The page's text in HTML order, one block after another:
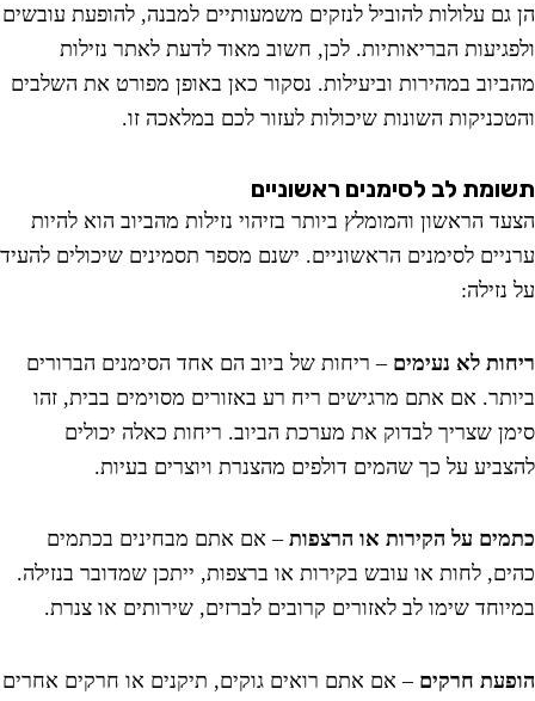
עלולות להוביל לנזקים משמעותיים למבנה, להופעת עובשים
הבריאותיות. לכן, חשוב מאוד לדעת לאתר נזילות
במהירות וביעילות. נסקור כאן באופן מפורט את השלבים
השונות שיכולות לעזור לכם במלאכה זו.
לב לסימנים ראשוניים
הראשון והמומלץ ביותר בזיהוי נזילות מהביוב הוא להיות
לסימנים הראשוניים. ישנם מספר תסמינים שיכולים להעיד
לא נעימים– ריחות של ביוב הם אחד הסימנים הברורים
אם אתם מרגישים ריח רע באזורים מסוימים בבית, זהו
שצריך לבדוק את מערכת הביוב. ריחות כאלה יכולים
על כך שהמים דולפים מהצנרת ויוצרים בעיות.
על הקירות או הרצפות– אם אתם מבחינים בכתמים
לחות או עובש בקירות או ברצפות, ייתכן שמדובר בנזילה.
שימו לב לאזורים קרובים לברזים, שירותים או צנרת.
חרקים– אם אתם רואים גוקים, תיקנים או חרקים אחרים